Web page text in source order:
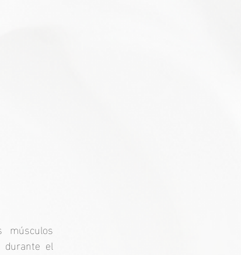
músculos
durante el